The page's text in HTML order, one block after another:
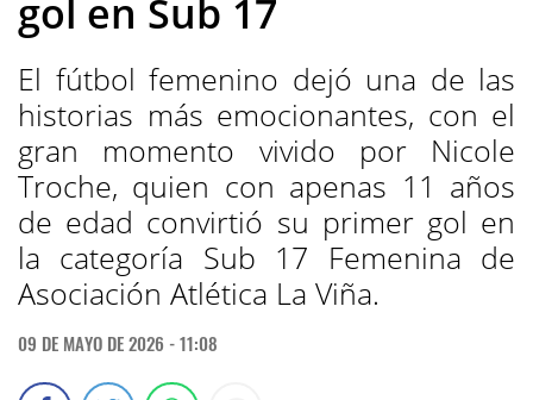
gol en Sub 17
El fútbol femenino dejó una de las
historias más emocionantes, con el
gran momento vivido por Nicole
Troche, quien con apenas 11 años
de edad convirtió su primer gol en
la categoría Sub 17 Femenina de
Asociación Atlética La Viña.
09 DE MAYO DE 2026 - 11:08